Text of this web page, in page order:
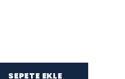
SEPETE EKLE